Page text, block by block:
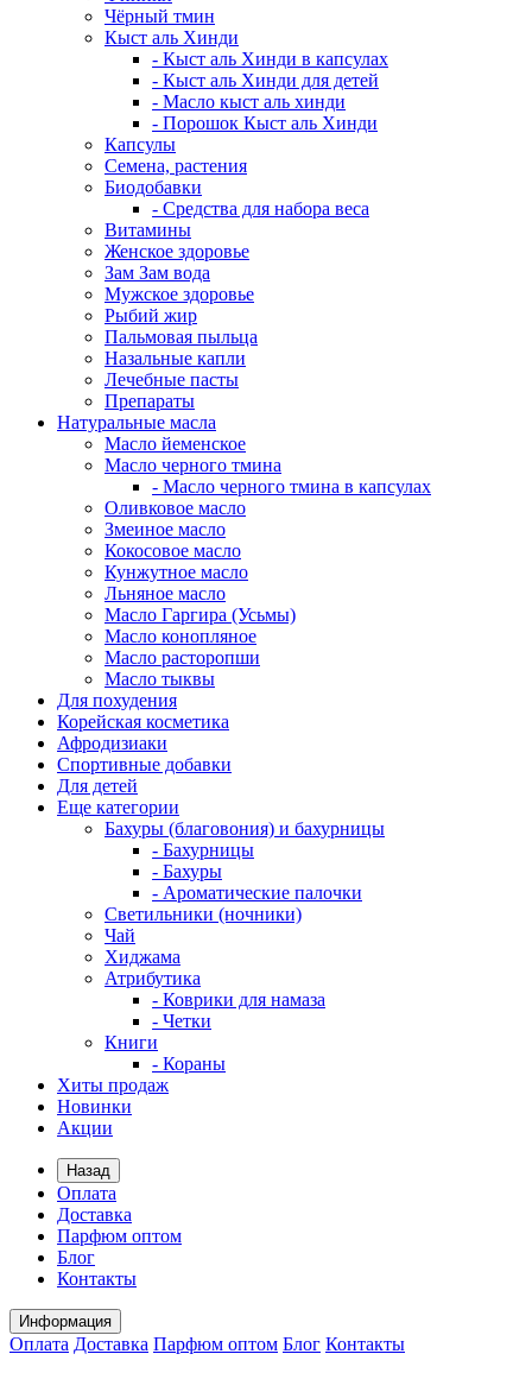
Чёрный тмин
Кыст аль Хинди
- Кыст аль Хинди в капсулах
- Кыст аль Хинди для детей
- Масло кыст аль хинди
- Порошок Кыст аль Хинди
Капсулы
Семена, растения
Биодобавки
- Средства для набора веса
Витамины
Женское здоровье
Зам Зам вода
Мужское здоровье
Рыбий жир
Пальмовая пыльца
Назальные капли
Лечебные пасты
Препараты
Натуральные масла
Масло йеменское
Масло черного тмина
- Масло черного тмина в капсулах
Оливковое масло
Змеиное масло
Кокосовое масло
Кунжутное масло
Льняное масло
Масло Гаргира (Усьмы)
Масло конопляное
Масло расторопши
Масло тыквы
Для похудения
Корейская косметика
Афродизиаки
Спортивные добавки
Для детей
Еще категории
Бахуры (благовония) и бахурницы
- Бахурницы
- Бахуры
- Ароматические палочки
Светильники (ночники)
Чай
Хиджама
Атрибутика
- Коврики для намаза
- Четки
Книги
- Кораны
Хиты продаж
Новинки
Акции
Назад
Оплата
Доставка
Парфюм оптом
Блог
Контакты
Информация
Оплата Доставка Парфюм оптом Блог Контакты